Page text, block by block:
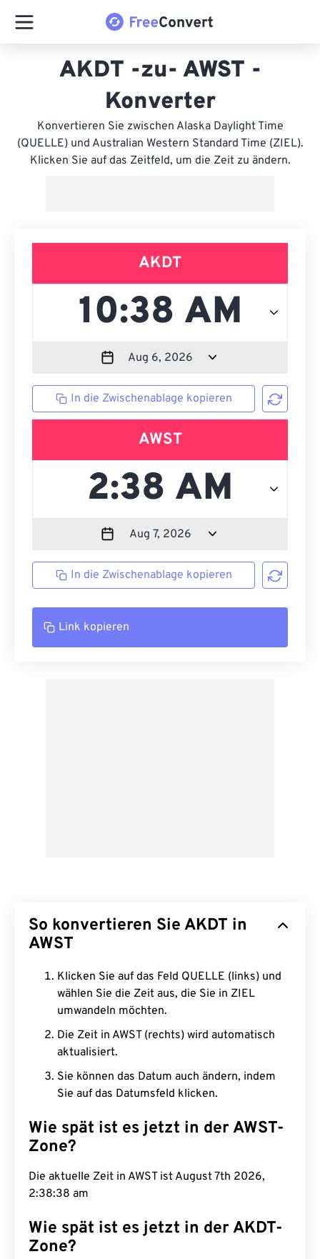
AKDT -zu- AWST -
Konverter
Konvertieren Sie zwischen Alaska Daylight Time
(QUELLE) und Australian Western Standard Time (ZIEL).
Klicken Sie auf das Zeitfeld, um die Zeit zu ändern.
AKDT
In die Zwischenablage kopieren
AWST
In die Zwischenablage kopieren
Link kopieren
So konvertieren Sie AKDT in
AWST
Klicken Sie auf das Feld QUELLE (links) und
wählen Sie die Zeit aus, die Sie in ZIEL
umwandeln möchten.
Die Zeit in AWST (rechts) wird automatisch
aktualisiert.
Sie können das Datum auch ändern, indem
Sie auf das Datumsfeld klicken.
Wie spät ist es jetzt in der AWST-
Zone?
Die aktuelle Zeit in AWST ist August 7th 2026,
2:38:39 am
Wie spät ist es jetzt in der AKDT-
Zone?